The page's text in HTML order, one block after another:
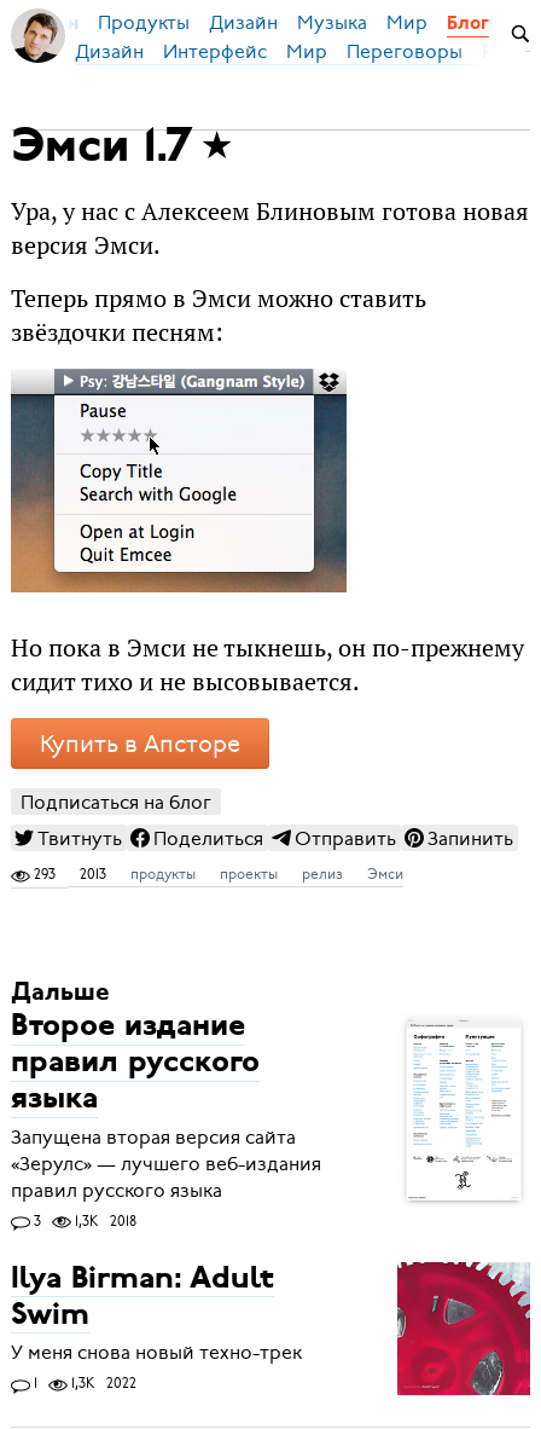
Бирман Продукты Дизайн Музыка Мир Блог
Дизайн Интерфейс Мир Переговоры
Эмси 1.7
Ура, у нас с Алексеем Блиновым готова новая
версия Эмси.
Теперь прямо в Эмси можно ставить
звёздочки песням:
Но пока в Эмси не тыкнешь, он по-прежнему
сидит тихо и не высовывается.
Купить в Апсторе
Подписаться на блог
Твитнуть
Поделиться Отправить Запинить
293 2013 продукты проекты релиз Эмси
Дальше
Второе издание
правил русского
языка
Запущена вторая версия сайта
«Зерулс» — лучшего веб-издания
правил русского языка
3 1,3K 2018
Ilya Birman: Adult
Swim
У меня снова новый техно-трек
1 1,3K 2022